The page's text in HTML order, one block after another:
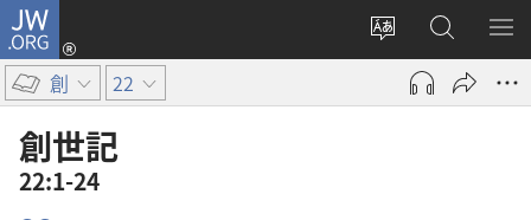
JW.ORG
サ
ト
ロ
グ
ン
JW.ORG
の
検
メ
を
創 22
創世記
22:1-24